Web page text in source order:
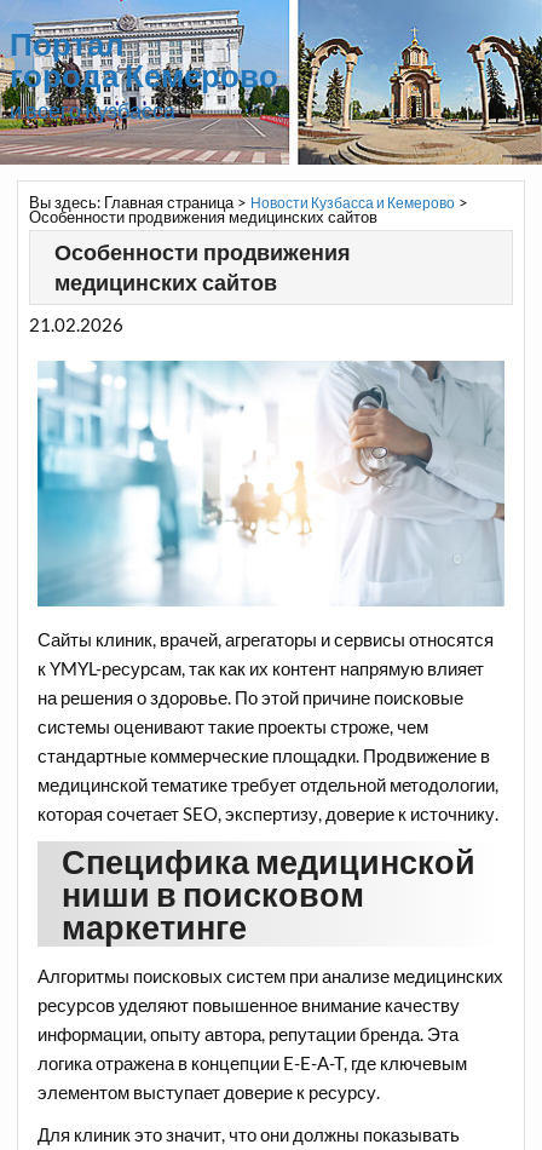
Портал
города Кемерово
и всего Кузбасса
Вы здесь: Главная страница> Новости Кузбасса и Кемерово>
Особенности продвижения медицинских сайтов
Особенности продвижения
медицинских сайтов
21.02.2026
Сайты клиник, врачей, агрегаторы и сервисы относятся
к YMYL-ресурсам, так как их контент напрямую влияет
на решения о здоровье. По этой причине поисковые
системы оценивают такие проекты строже, чем
стандартные коммерческие площадки. Продвижение в
медицинской тематике требует отдельной методологии,
которая сочетает SEO, экспертизу, доверие к источнику.
Специфика медицинской
ниши в поисковом
маркетинге
Алгоритмы поисковых систем при анализе медицинских
ресурсов уделяют повышенное внимание качеству
информации, опыту автора, репутации бренда. Эта
логика отражена в концепции E-E-A-T, где ключевым
элементом выступает доверие к ресурсу.
Для клиник это значит, что они должны показывать